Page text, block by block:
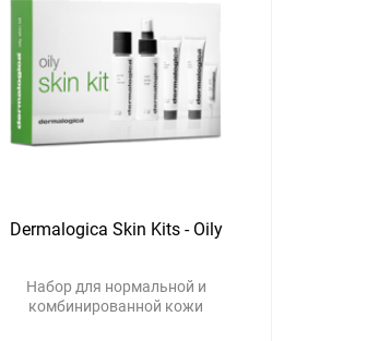
Dermalogica Skin Kits - Oily
Набор для нормальной и
комбинированной кожи